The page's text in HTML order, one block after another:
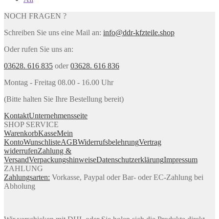
NOCH FRAGEN ?
Schreiben Sie uns eine Mail an: info@ddr-kfzteile.shop
Oder rufen Sie uns an:
03628. 616 835 oder03628. 616 836
Montag - Freitag 08.00 - 16.00 Uhr
(Bitte halten Sie Ihre Bestellung bereit)
KontaktUnternehmensseite
SHOP SERVICE
WarenkorbKasseMein
KontoWunschlisteAGBWiderrufsbelehrungVertrag
widerrufenZahlung &
VersandVerpackungshinweiseDatenschutzerklärungImpressum
ZAHLUNG
Zahlungsarten: Vorkasse, Paypal oder Bar- oder EC-Zahlung bei
Abholung